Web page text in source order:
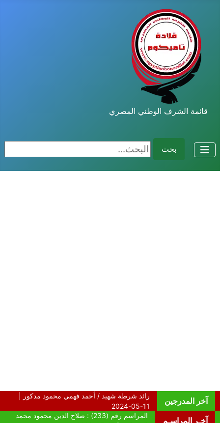
قائمة الشرف الوطني المصري
بحث البحث...
آخر المدرجين
آخـر المراسـم